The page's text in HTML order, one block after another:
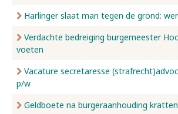
Harlinger slaat man tegen de grond:
Verdachte bedreiging burgemeester
voeten
Vacature secretaresse
p/w
Geldboete na burgeraanhouding